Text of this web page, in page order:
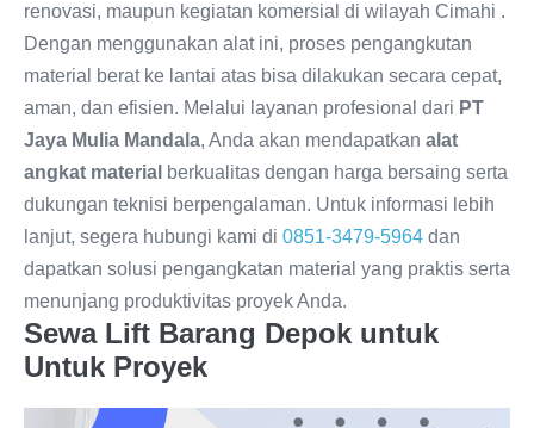
renovasi, maupun kegiatan komersial di wilayah Cimahi .
Dengan menggunakan alat ini, proses pengangkutan
material berat ke lantai atas bisa dilakukan secara cepat,
aman, dan efisien. Melalui layanan profesional dari PT
Jaya Mulia Mandala, Anda akan mendapatkan alat
angkat material berkualitas dengan harga bersaing serta
dukungan teknisi berpengalaman. Untuk informasi lebih
lanjut, segera hubungi kami di 0851-3479-5964 dan
dapatkan solusi pengangkatan material yang praktis serta
menunjang produktivitas proyek Anda.
Sewa Lift Barang Depok untuk
Untuk Proyek